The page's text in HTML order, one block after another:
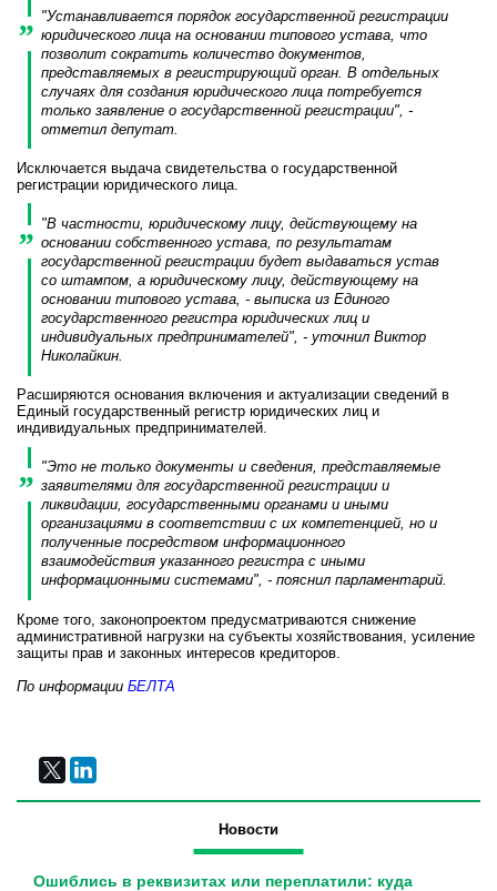
"Устанавливается порядок государственной регистрации
юридического лица на основании типового устава, что
позволит сократить количество документов,
представляемых в регистрирующий орган. В отдельных
случаях для создания юридического лица потребуется
только заявление о государственной регистрации", -
отметил депутат.
Исключается выдача свидетельства о государственной
регистрации юридического лица.
"В частности, юридическому лицу, действующему на
основании собственного устава, по результатам
государственной регистрации будет выдаваться устав
со штампом, а юридическому лицу, действующему на
основании типового устава, - выписка из Единого
государственного регистра юридических лиц и
индивидуальных предпринимателей", - уточнил Виктор
Николайкин.
Расширяются основания включения и актуализации сведений в
Единый государственный регистр юридических лиц и
индивидуальных предпринимателей.
"Это не только документы и сведения, представляемые
заявителями для государственной регистрации и
ликвидации, государственными органами и иными
организациями в соответствии с их компетенцией, но и
полученные посредством информационного
взаимодействия указанного регистра с иными
информационными системами", - пояснил парламентарий.
Кроме того, законопроектом предусматриваются снижение
административной нагрузки на субъекты хозяйствования, усиление
защиты прав и законных интересов кредиторов.
По информации БЕЛТА
Новости
Ошиблись в реквизитах или переплатили: куда